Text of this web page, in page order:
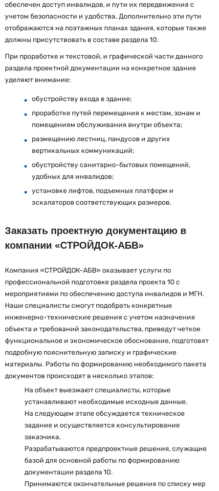
обеспечен доступ инвалидов, и пути их передвижения с
учетом безопасности и удобства. Дополнительно эти пути
отображаются на поэтажных планах здания, которые также
должны присутствовать в составе раздела 10.
При проработке и текстовой, и графической части данного
раздела проектной документации на конкретное здание
уделяют внимание:
обустройству входа в здание;
проработке путей перемещения к местам, зонам и
помещениям обслуживания внутри объекта;
размещению лестниц, пандусов и других
вертикальных коммуникаций;
обустройству санитарно-бытовых помещений,
удобных для инвалидов;
установке лифтов, подъемных платформ и
эскалаторов соответствующих размеров.
Заказать проектную документацию в
компании «СТРОЙДОК-АБВ»
Компания «СТРОЙДОК-АБВ» оказывает услуги по
профессиональной подготовке раздела проекта 10 с
мероприятиями по обеспечению доступа инвалидов и МГН.
Наши специалисты смогут подобрать конкретные
инженерно-технические решения с учетом назначения
объекта и требований законодательства, приведут четкое
функциональное и экономическое обоснование, подготовят
подробную пояснительную записку и графические
материалы. Работы по формированию необходимого пакета
документов происходят в несколько этапов:
На объект выезжают специалисты, которые
устанавливают необходимые исходные данные.
На следующем этапе обсуждается техническое
задание и осуществляется консультирование
заказчика.
Разрабатываются предпроектные решения, служащие
базой для основной работы по формированию
документации раздела 10.
Принимаются окончательные решения по списку мер